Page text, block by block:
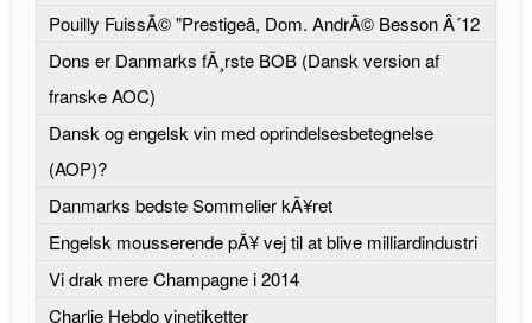
Pouilly FuissÃ© "Prestigeâ, Dom. AndrÃ© Besson Â´12
Dons er Danmarks fÃ¸rste BOB (Dansk version af
franske AOC)
Dansk og engelsk vin med oprindelsesbetegnelse
(AOP)?
Danmarks bedste Sommelier kÃ¥ret
Engelsk mousserende pÃ¥ vej til at blive milliardindustri
Vi drak mere Champagne i 2014
Charlie Hebdo vinetiketter